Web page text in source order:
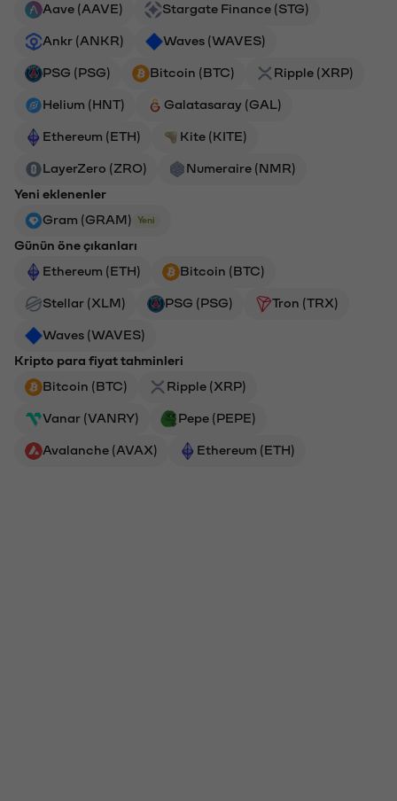
Aave (AAVE) Stargate Finance (STG)
Ankr (ANKR) Waves (WAVES)
PSG (PSG) Bitcoin (BTC) Ripple (XRP)
Helium (HNT) Galatasaray (GAL)
Ethereum (ETH) Kite (KITE)
LayerZero (ZRO)
Numeraire (NMR)
Yeni eklenenler
Gram (GRAM)
Yeni
Günün öne çıkanları
Ethereum (ETH)
Bitcoin (BTC)
Stellar (XLM) PSG (PSG) Tron (TRX)
Waves (WAVES)
Kripto para fiyat tahminleri
Bitcoin (BTC)
Ripple (XRP)
Vanar (VANRY) Pepe (PEPE)
Avalanche (AVAX) Ethereum (ETH)